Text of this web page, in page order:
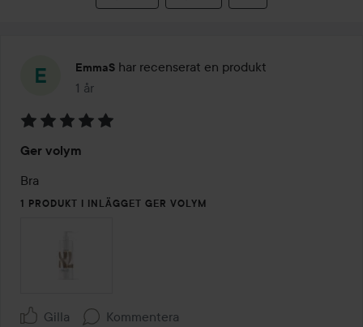
EmmaS har recenserat en produkt
1 år
Inlägget skapades 1 år
5
av
5
Ger volym
Bra
1 PRODUKT I INLÄGGET GER VOLYM
Gilla Kommentera